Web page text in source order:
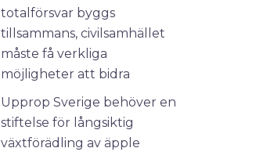
totalförsvar byggs
tillsammans, civilsamhället
måste få verkliga
möjligheter att bidra
Upprop Sverige behöver en
stiftelse för långsiktig
växtförädling av äpple